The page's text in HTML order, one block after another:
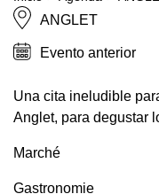
ANGLET
Evento anterior
Una cita ineludible
Anglet, para degustar
Marché
Gastronomie